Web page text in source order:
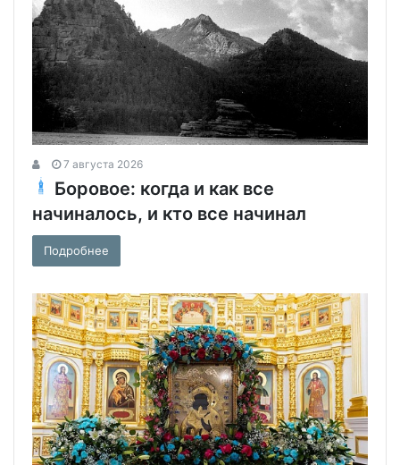
7 августа 2026
Боровое: когда и как все
начиналось, и кто все начинал
Подробнее